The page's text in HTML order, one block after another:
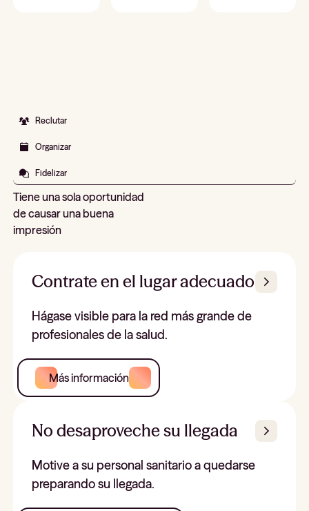
Reclutar
Organizar
Fidelizar
Tiene una sola oportunidad
de causar una buena
impresión
Contrate en el lugar adecuado
Hágase visible para la red más grande de
profesionales de la salud.
Más información
No desaproveche su llegada
Motive a su personal sanitario a quedarse
preparando su llegada.